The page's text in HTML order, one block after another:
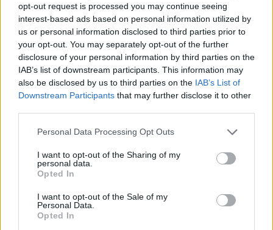
opt-out request is processed you may continue seeing
interest-based ads based on personal information utilized by
us or personal information disclosed to third parties prior to
your opt-out. You may separately opt-out of the further
disclosure of your personal information by third parties on the
IAB’s list of downstream participants. This information may
also be disclosed by us to third parties on the IAB’s List of
Downstream Participants that may further disclose it to other
Please note that this website/app uses one or more Google
not limited to your visit or usage behaviour. You may click to
grant or deny consent to Google and its third-party tags to
use your data for below specified purposes in below Google
consent section.
Personal Data Processing Opt Outs
I want to opt-out of the Sharing of my
personal data.
Opted In
I want to opt-out of the Sale of my
Personal Data.
Opted In
Ποιοι δικαιούνται σύνταξη 409 ευρώ χωρίς ένσημα